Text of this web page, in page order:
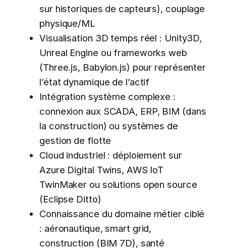
sur historiques de capteurs), couplage
physique/ML
Visualisation 3D temps réel : Unity3D,
Unreal Engine ou frameworks web
(Three.js, Babylon.js) pour représenter
l’état dynamique de l’actif
Intégration système complexe :
connexion aux SCADA, ERP, BIM (dans
la construction) ou systèmes de
gestion de flotte
Cloud industriel : déploiement sur
Azure Digital Twins, AWS IoT
TwinMaker ou solutions open source
(Eclipse Ditto)
Connaissance du domaine métier ciblé
: aéronautique, smart grid,
construction (BIM 7D), santé